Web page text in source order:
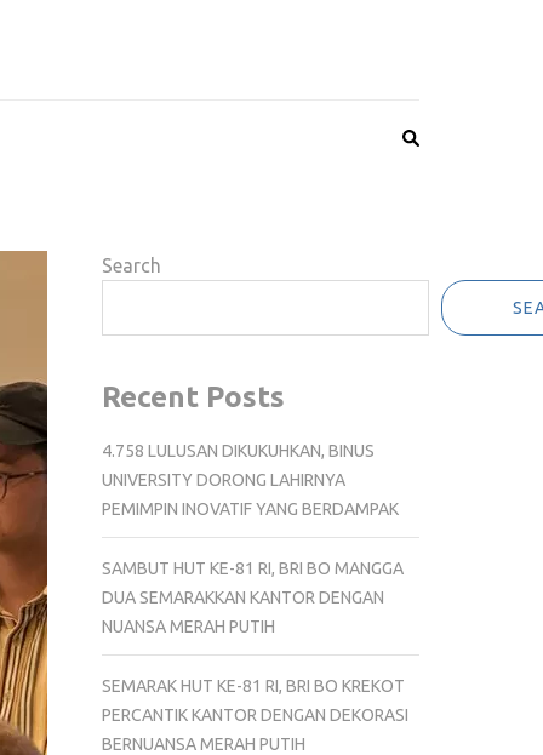
Search
Recent Posts
4.758 LULUSAN DIKUKUHKAN, BINUS
UNIVERSITY DORONG LAHIRNYA
PEMIMPIN INOVATIF YANG BERDAMPAK
SAMBUT HUT KE-81 RI, BRI BO MANGGA
DUA SEMARAKKAN KANTOR DENGAN
NUANSA MERAH PUTIH
SEMARAK HUT KE-81 RI, BRI BO KREKOT
PERCANTIK KANTOR DENGAN DEKORASI
BERNUANSA MERAH PUTIH